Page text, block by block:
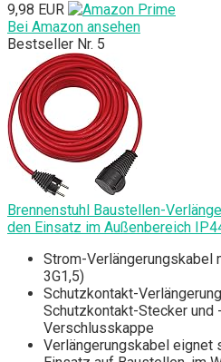
9,98 EUR
Bei Amazon ansehen
Bestseller Nr. 5
Brennenstuhl Baustellen-
den Einsatz im Außenbereich
Strom-Verlängerungskabel
3G1,5)
Schutzkontakt-
Schutzkontakt-Stecker und
Verschlusskappe
Verlängerungskabel eignet